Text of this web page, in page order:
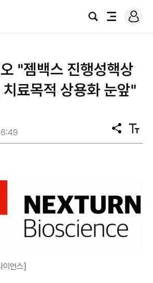
검
전
로
그
"젬백스 진행성핵상
료목적 상용화 눈앞"
공
유
텍
스
이언스]